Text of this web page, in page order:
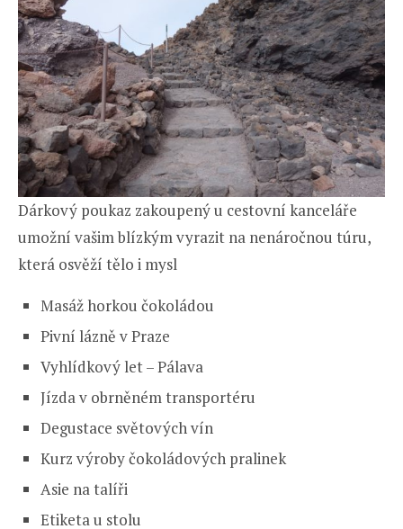
Dárkový poukaz zakoupený u cestovní kanceláře
umožní vašim blízkým vyrazit na nenáročnou túru,
která osvěží tělo i mysl
Masáž horkou čokoládou
Pivní lázně v Praze
Vyhlídkový let – Pálava
Jízda v obrněném transportéru
Degustace světových vín
Kurz výroby čokoládových pralinek
Asie na talíři
Etiketa u stolu